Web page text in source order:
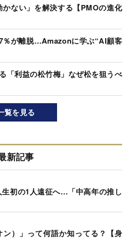
かない」を解決する【PMOの進化
％が離脱…Amazonに学ぶ“AI顧客
「利益の松竹梅」なぜ松を狙うべ
覧を見る
新記事
初の1人遠征へ…「中高年の推し
）」って何語か知ってる？【身